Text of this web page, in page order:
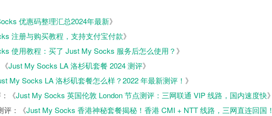
优惠码整理汇总2024年最新》
注册与购买教程，支持支付宝付款》
使用教程：买了 Just My Socks 服务后怎么使用？ 》
Just My Socks LA 洛杉矶套餐 2024 测评》
My Socks LA 洛杉矶套餐怎么样？2022 年最新测评！ 》
《Just My Socks 英国伦敦 London 节点测评：三网联通 VIP 线路，国内速度快》
评：《Just My Socks 香港神秘套餐揭秘！香港 CMI + NTT 线路，三网直连回国！